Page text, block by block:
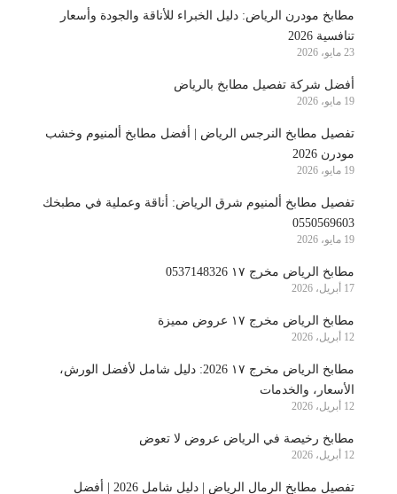
مطابخ مودرن الرياض: دليل الخبراء للأناقة والجودة وأسعار
تنافسية 2026
23 مايو، 2026
أفضل شركة تفصيل مطابخ بالرياض
19 مايو، 2026
تفصيل مطابخ النرجس الرياض | أفضل مطابخ ألمنيوم وخشب
مودرن 2026
19 مايو، 2026
تفصيل مطابخ ألمنيوم شرق الرياض: أناقة وعملية في مطبخك
0550569603
19 مايو، 2026
مطابخ الرياض مخرج ١٧ 0537148326
17 أبريل، 2026
مطابخ الرياض مخرج ١٧ عروض مميزة
12 أبريل، 2026
مطابخ الرياض مخرج ١٧ 2026: دليل شامل لأفضل الورش،
الأسعار، والخدمات
12 أبريل، 2026
مطابخ رخيصة في الرياض عروض لا تعوض
12 أبريل، 2026
تفصيل مطابخ الرمال الرياض | دليل شامل 2026 | أفضل